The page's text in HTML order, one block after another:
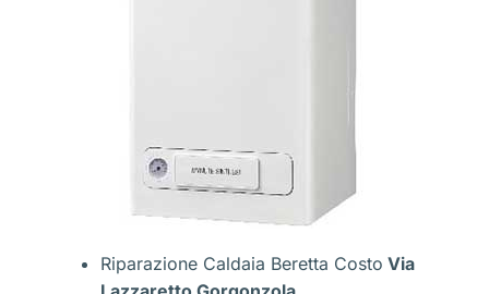
Riparazione Caldaia Beretta Costo Via